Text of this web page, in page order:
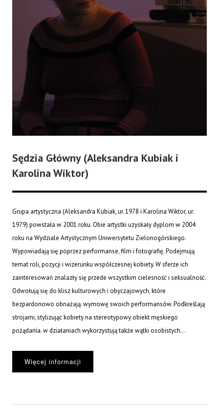
Sędzia Główny (Aleksandra Kubiak i
Karolina Wiktor)
Grupa artystyczna (Aleksandra Kubiak, ur. 1978 i Karolina Wiktor, ur.
1979) powstała w 2001 roku. Obie artystki uzyskały dyplom w 2004
roku na Wydziale Artystycznym Uniwersytetu Zielonogórskiego.
Wypowiadają się poprzez performanse, film i fotografię. Podejmują
temat roli, pozycji i wizerunku współczesnej kobiety. W sferze ich
zainteresowań znalazły się przede wszystkim cielesność i seksualność.
Odwołują się do klisz kulturowych i obyczajowych, które
bezpardonowo obnażają. wymowę swoich performansów. Podkreślają
strojami, stylizując kobiety na stereotypowy obiekt męskiego
pożądania. w działaniach wykorzystują także wątki osobistych...
Więcej informacji